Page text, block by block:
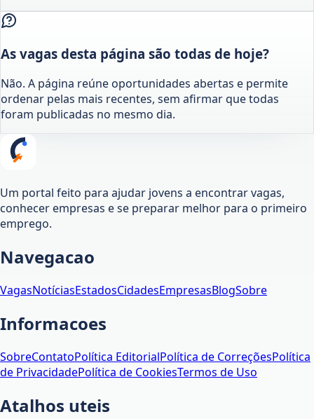
As vagas desta página são todas de hoje?
Não. A página reúne oportunidades abertas e permite
ordenar pelas mais recentes, sem afirmar que todas
foram publicadas no mesmo dia.
Um portal feito para ajudar jovens a encontrar vagas,
conhecer empresas e se preparar melhor para o primeiro
emprego.
Navegacao
VagasNotíciasEstadosCidadesEmpresasBlogSobre
Informacoes
SobreContatoPolítica EditorialPolítica de CorreçõesPolítica
de PrivacidadePolítica de CookiesTermos de Uso
Atalhos uteis